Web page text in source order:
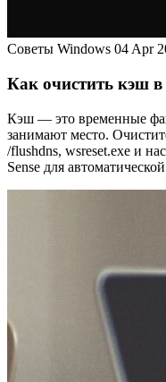
Советы Windows 04 Apr
Как очистить кэш
Кэш — это временные
занимают место.
/flushdns, wsreset.exe и
Sense для